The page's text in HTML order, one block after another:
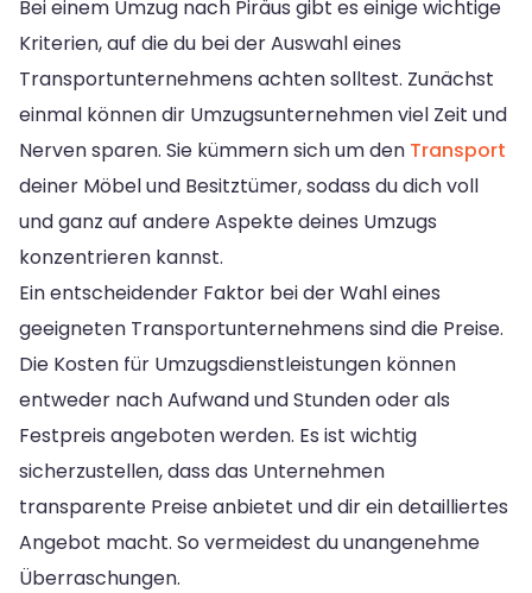
Bei einem Umzug nach Piräus gibt es einige wichtige
Kriterien, auf die du bei der Auswahl eines
Transportunternehmens achten solltest. Zunächst
einmal können dir Umzugsunternehmen viel Zeit und
Nerven sparen. Sie kümmern sich um den Transport
deiner Möbel und Besitztümer, sodass du dich voll
und ganz auf andere Aspekte deines Umzugs
konzentrieren kannst.
Ein entscheidender Faktor bei der Wahl eines
geeigneten Transportunternehmens sind die Preise.
Die Kosten für Umzugsdienstleistungen können
entweder nach Aufwand und Stunden oder als
Festpreis angeboten werden. Es ist wichtig
sicherzustellen, dass das Unternehmen
transparente Preise anbietet und dir ein detailliertes
Angebot macht. So vermeidest du unangenehme
Überraschungen.